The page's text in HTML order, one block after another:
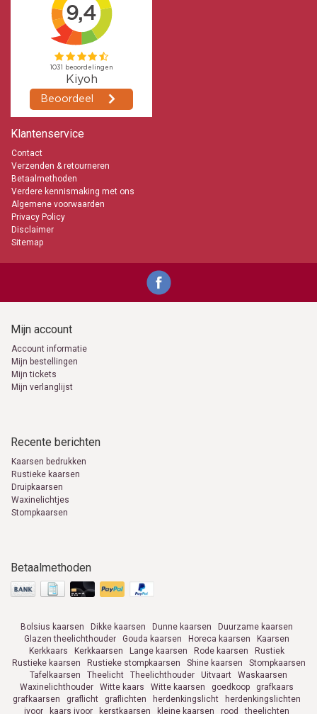
Klantenservice
Contact
Verzenden & retourneren
Betaalmethoden
Verdere kennismaking met ons
Algemene voorwaarden
Privacy Policy
Disclaimer
Sitemap
Mijn account
Account informatie
Mijn bestellingen
Mijn tickets
Mijn verlanglijst
Recente berichten
Kaarsen bedrukken
Rustieke kaarsen
Druipkaarsen
Waxinelichtjes
Stompkaarsen
Betaalmethoden
Bolsius kaarsen Dikke kaarsen Dunne kaarsen
Duurzame kaarsen
Glazen theelichthouder
Gouda kaarsen Horeca kaarsen
Kaarsen
Kerkkaars
Kerkkaarsen Lange kaarsen Rode kaarsen
Rustiek
Rustieke kaarsen
Rustieke stompkaarsen Shine kaarsen
Stompkaarsen
Tafelkaarsen
Theelicht Theelichthouder Uitvaart
Waskaarsen
Waxinelichthouder
Witte kaars Witte kaarsen goedkoop
grafkaars
grafkaarsen
graflicht graflichten herdenkingslicht
herdenkingslichten
ivoor
kaars ivoor kerstkaarsen kleine kaarsen rood theelichten